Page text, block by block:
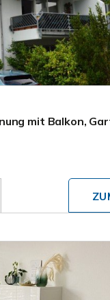
mit Balkon,